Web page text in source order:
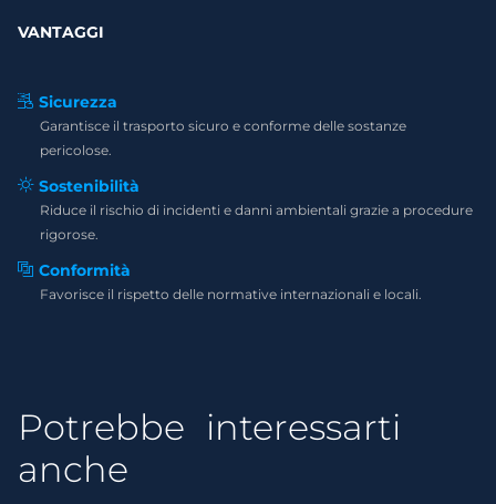
VANTAGGI
Sicurezza
Garantisce il trasporto sicuro e conforme delle sostanze
pericolose.
Sostenibilità
Riduce il rischio di incidenti e danni ambientali grazie a procedure
rigorose.
Conformità
Favorisce il rispetto delle normative internazionali e locali.
Potrebbe interessarti
anche